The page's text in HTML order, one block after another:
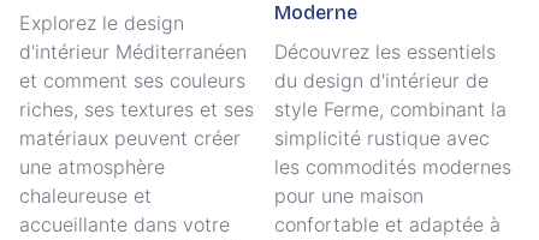
Explorez le design
d'intérieur Méditerranéen
et comment ses couleurs
riches, ses textures et ses
matériaux peuvent créer
une atmosphère
chaleureuse et
accueillante dans votre
Moderne
Découvrez les essentiels
du design d'intérieur de
style Ferme, combinant la
simplicité rustique avec
les commodités modernes
pour une maison
confortable et adaptée à